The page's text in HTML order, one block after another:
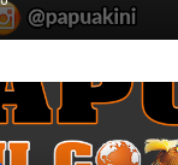
di IPDN